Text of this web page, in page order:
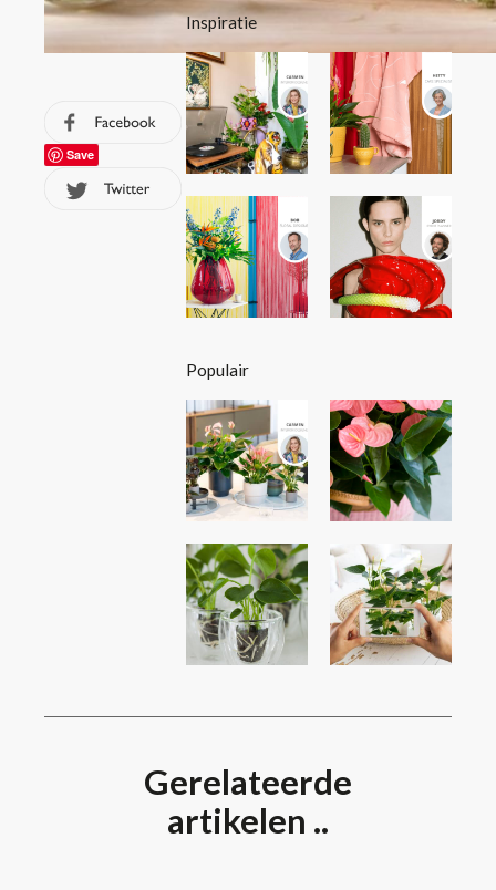
Save
Inspiratie
Populair
Gerelateerde
artikelen ..